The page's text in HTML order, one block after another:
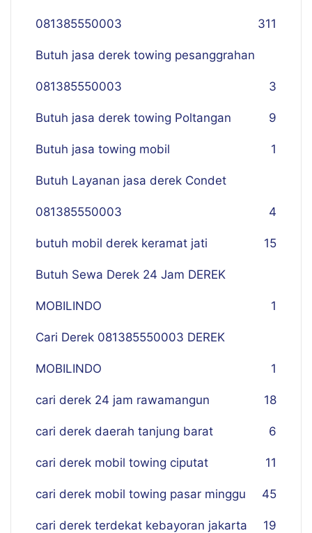
081385550003 311
Butuh jasa derek towing pesanggrahan
081385550003 3
Butuh jasa derek towing Poltangan 9
Butuh jasa towing mobil 1
Butuh Layanan jasa derek Condet
081385550003 4
butuh mobil derek keramat jati 15
Butuh Sewa Derek 24 Jam DEREK
MOBILINDO 1
Cari Derek 081385550003 DEREK
MOBILINDO 1
cari derek 24 jam rawamangun 18
cari derek daerah tanjung barat 6
cari derek mobil towing ciputat 11
cari derek mobil towing pasar minggu 45
cari derek terdekat kebayoran jakarta 19